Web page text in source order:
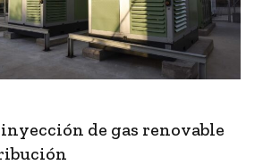
de gas renovable